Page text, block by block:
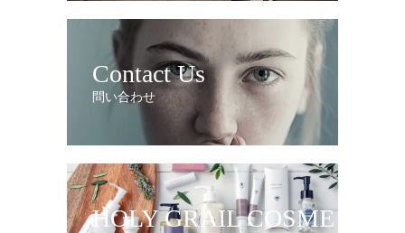
Contact Us
問い合わせ
HOLY GRAIL COSME